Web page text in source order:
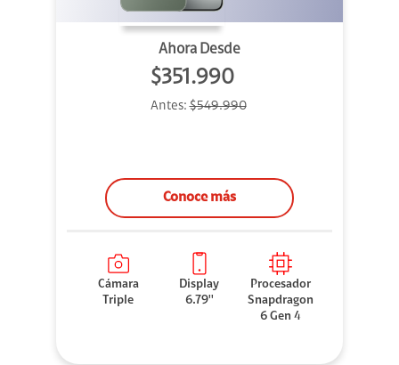
Ahora Desde
$351.990
Antes:$549.990
Conoce más
Cámara
Triple
Display
6.79''
Procesador
Snapdragon
6 Gen 4